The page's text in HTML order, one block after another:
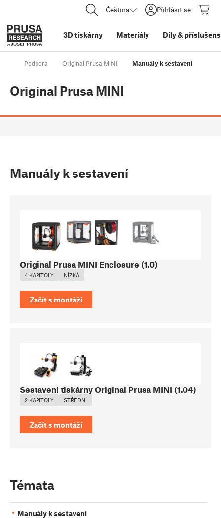
Čeština Přihlásit se
3D tiskárny Materiály Díly&
Podpora Original Prusa MINI Manuály k sestavení
Original Prusa MINI
Manuály k sestavení
Original Prusa MINI Enclosure (1.0)
4 KAPITOLY NÍZKÁ
Začít s montáží
Sestavení tiskárny Original Prusa MINI (1.04)
2 KAPITOLY STŘEDNÍ
Začít s montáží
Témata
Manuály k sestavení